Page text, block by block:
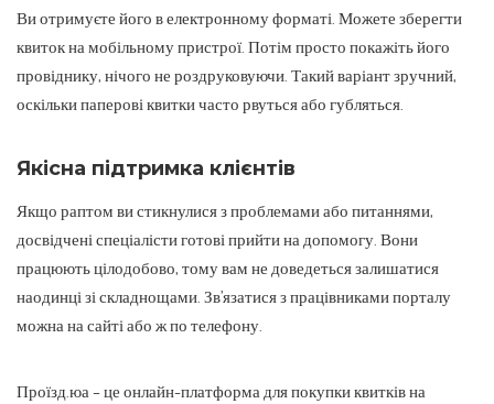
Ви отримуєте його в електронному форматі. Можете зберегти
квиток на мобільному пристрої. Потім просто покажіть його
провіднику, нічого не роздруковуючи. Такий варіант зручний,
оскільки паперові квитки часто рвуться або губляться.
Якісна підтримка клієнтів
Якщо раптом ви стикнулися з проблемами або питаннями,
досвідчені спеціалісти готові прийти на допомогу. Вони
працюють цілодобово, тому вам не доведеться залишатися
наодинці зі складнощами. Зв’язатися з працівниками порталу
можна на сайті або ж по телефону.
Проїзд.юа – це онлайн-платформа для покупки квитків на